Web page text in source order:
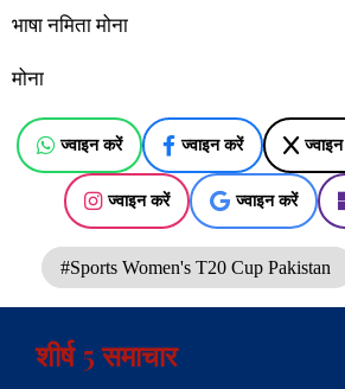
भाषा नमिता मोना
मोना
ज्वाइन करें ज्वाइन करें
ज्वाइन करें ज्वाइन करें
#Sports Women's T20 Cup Pakistan
शीर्ष 5 समाचार